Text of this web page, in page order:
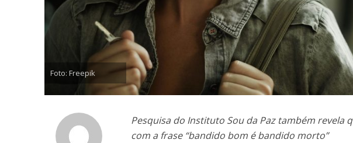
Foto: Freepik
Pesquisa do Instituto Sou da Paz também revela
com a frase “bandido bom é bandido morto”